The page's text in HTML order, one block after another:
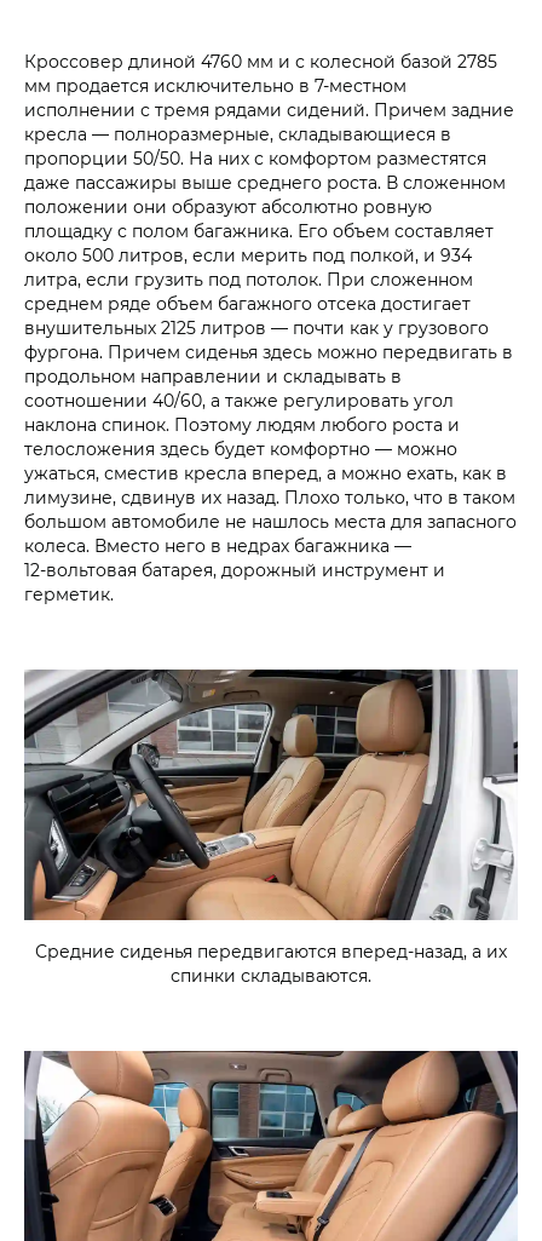
Кроссовер длиной 4760 мм и с колесной базой 2785
мм продается исключительно в 7‑местном
исполнении с тремя рядами сидений. Причем задние
кресла — полноразмерные, складывающиеся в
пропорции 50/50. На них с комфортом разместятся
даже пассажиры выше среднего роста. В сложенном
положении они образуют абсолютно ровную
площадку с полом багажника. Его объем составляет
около 500 литров, если мерить под полкой, и 934
литра, если грузить под потолок. При сложенном
среднем ряде объем багажного отсека достигает
внушительных 2125 литров — почти как у грузового
фургона. Причем сиденья здесь можно передвигать в
продольном направлении и складывать в
соотношении 40/60, а также регулировать угол
наклона спинок. Поэтому людям любого роста и
телосложения здесь будет комфортно — можно
ужаться, сместив кресла вперед, а можно ехать, как в
лимузине, сдвинув их назад. Плохо только, что в таком
большом автомобиле не нашлось места для запасного
колеса. Вместо него в недрах багажника —
12‑вольтовая батарея, дорожный инструмент и
герметик.
Средние сиденья передвигаются вперед-назад, а их
спинки складываются.